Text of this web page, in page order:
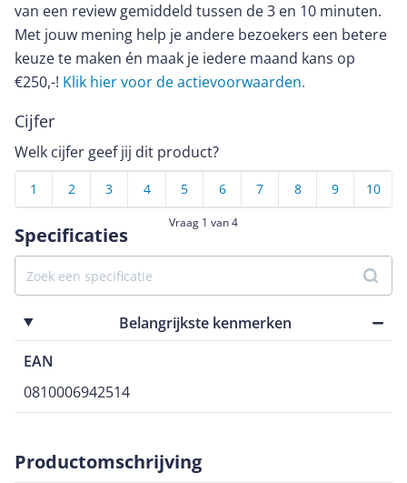
Specificaties
Belangrijkste kenmerken
EAN
0810006942514
Productomschrijving
van een review gemiddeld tussen de 3 en 10 minuten.
Met jouw mening help je andere bezoekers een betere
keuze te maken én maak je iedere maand kans op
€250,-! Klik hier voor de actievoorwaarden.
Cijfer
Welk cijfer geef jij dit product?
10
9
8
7
6
5
4
3
2
1
Vraag 1 van 4